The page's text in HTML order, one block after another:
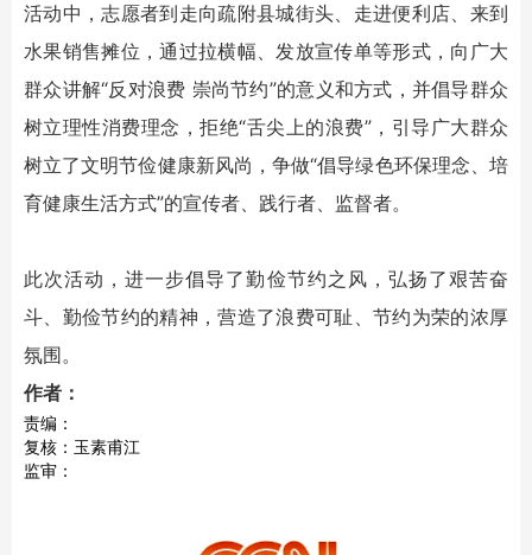
活动中，志愿者到走向疏附县城街头、走进便利店、来到
水果销售摊位，通过拉横幅、发放宣传单等形式，向广大
群众讲解“反对浪费 崇尚节约”的意义和方式，并倡导群众
树立理性消费理念，拒绝“舌尖上的浪费”，引导广大群众
树立了文明节俭健康新风尚，争做“倡导绿色环保理念、培
育健康生活方式”的宣传者、践行者、监督者。
此次活动，进一步倡导了勤俭节约之风，弘扬了艰苦奋
斗、勤俭节约的精神，营造了浪费可耻、节约为荣的浓厚
氛围。
作者：
责编：
复核：玉素甫江
监审：